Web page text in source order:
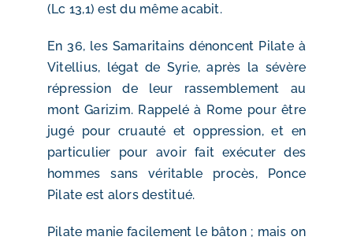
(Lc 13,1) est du même acabit.
​En 36, les Samaritains dénoncent Pilate à
Vitellius, légat de Syrie, après la sévère
répression de leur rassemblement au
mont Garizim. Rappelé à Rome pour être
jugé pour cruauté et oppression, et en
particulier pour avoir fait exécuter des
hommes sans véritable procès, Ponce
Pilate est alors destitué.
Pilate manie facilement le bâton ; mais on